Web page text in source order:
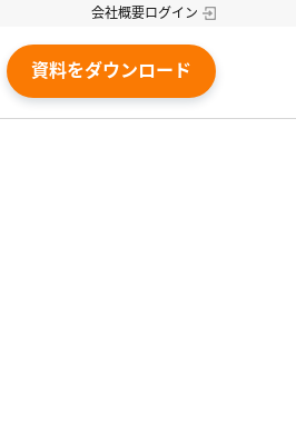
資料をダウンロード
会社概要ログイン